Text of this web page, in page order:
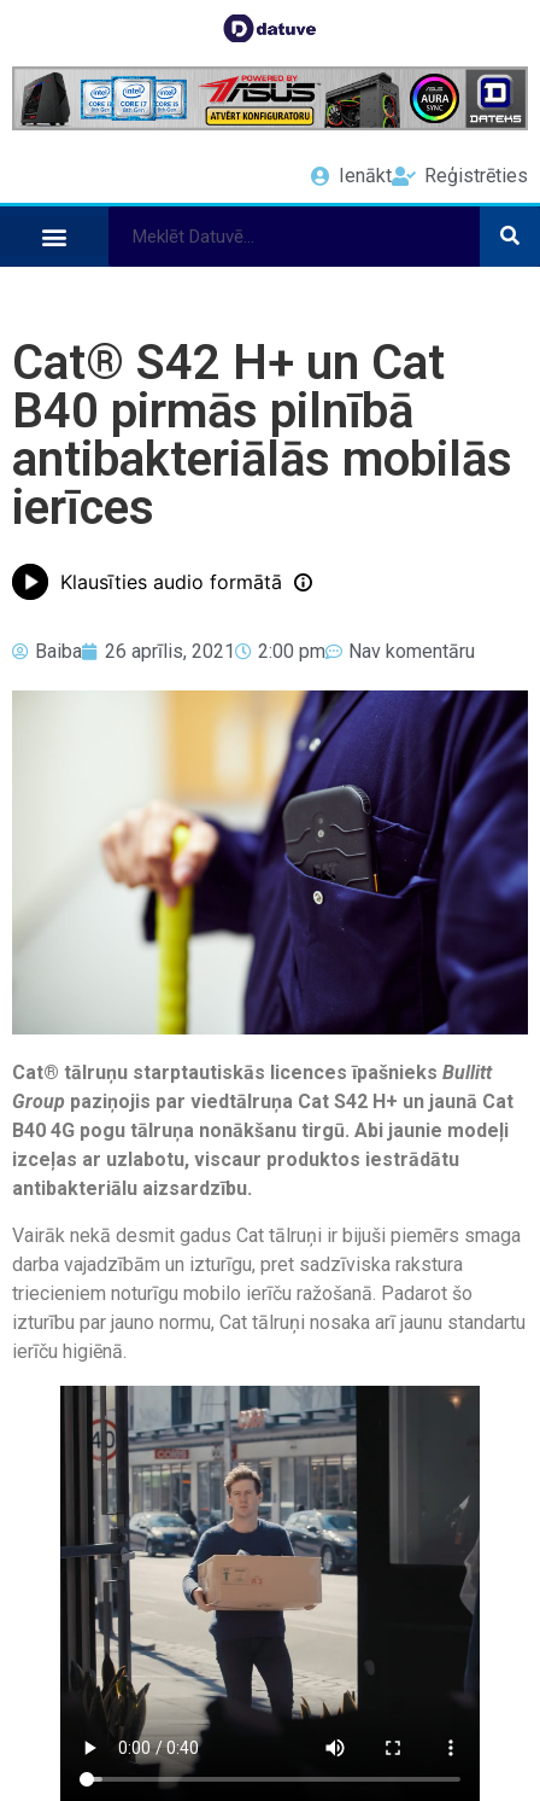
Ienākt Reģistrēties
Cat® S42 H+ un Cat
B40 pirmās pilnībā
antibakteriālās mobilās
ierīces
Klausīties audio formātā
Baiba 26 aprīlis, 2021 2:00 pm Nav komentāru
Cat® tālruņu starptautiskās licences īpašnieks Bullitt
Group paziņojis par viedtālruņa Cat S42 H+ un jaunā Cat
B40 4G pogu tālruņa nonākšanu tirgū. Abi jaunie modeļi
izceļas ar uzlabotu, viscaur produktos iestrādātu
antibakteriālu aizsardzību.
Vairāk nekā desmit gadus Cat tālruņi ir bijuši piemērs smaga
darba vajadzībām un izturīgu, pret sadzīviska rakstura
triecieniem noturīgu mobilo ierīču ražošanā. Padarot šo
izturību par jauno normu, Cat tālruņi nosaka arī jaunu standartu
ierīču higiēnā.